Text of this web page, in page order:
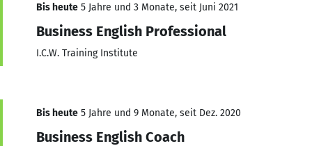
Bis heute 5 Jahre und 3 Monate, seit Juni 2021
Business English Professional
I.C.W. Training Institute
Bis heute 5 Jahre und 9 Monate, seit Dez. 2020
Business English Coach